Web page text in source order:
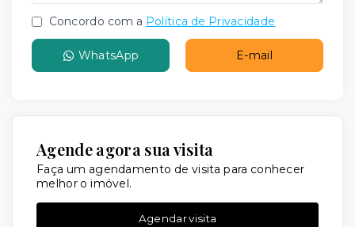
Concordo com a Política de Privacidade
WhatsApp E-mail
Agende agora sua visita
Faça um agendamento de visita para conhecer
melhor o imóvel.
Agendar visita